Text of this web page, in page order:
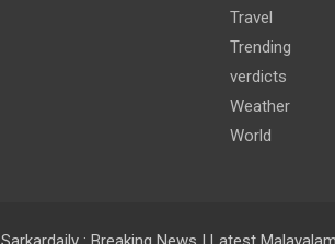
Travel
Trending
verdicts
Weather
World